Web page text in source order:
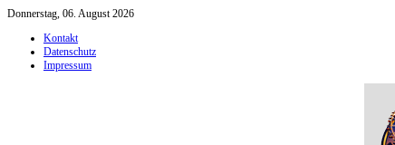
Donnerstag, 06. August 2026
Kontakt
Datenschutz
Impressum